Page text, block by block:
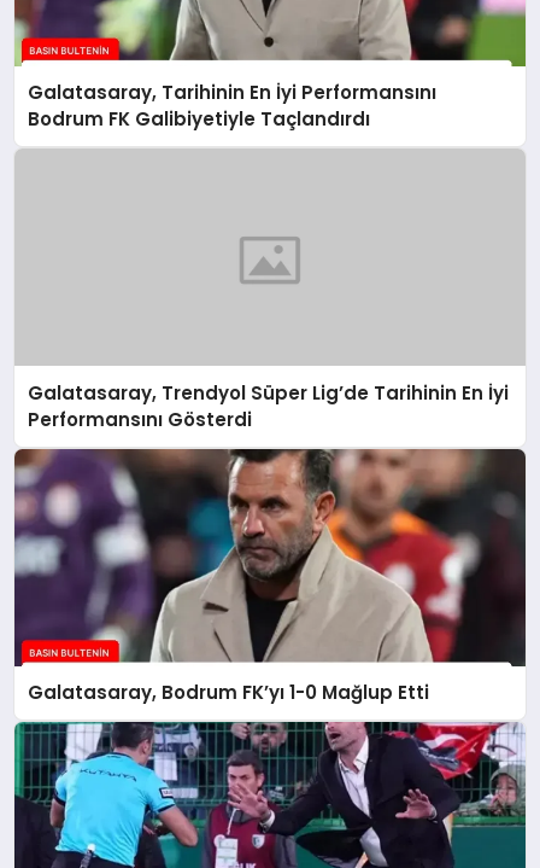
Galatasaray, Tarihinin En İyi Performansını
Bodrum FK Galibiyetiyle Taçlandırdı
Galatasaray, Trendyol Süper Lig’de Tarihinin En İyi
Performansını Gösterdi
Galatasaray, Bodrum FK’yı 1-0 Mağlup Etti